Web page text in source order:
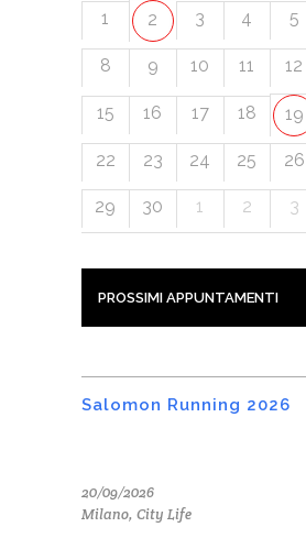
1 2 3 4 5
8 9 10 11 12
15 16 17 18 19
22 23 24 25 26
29 30 1 2 3
PROSSIMI APPUNTAMENTI
Salomon Running 2026
20/09/2026
Milano, City Life